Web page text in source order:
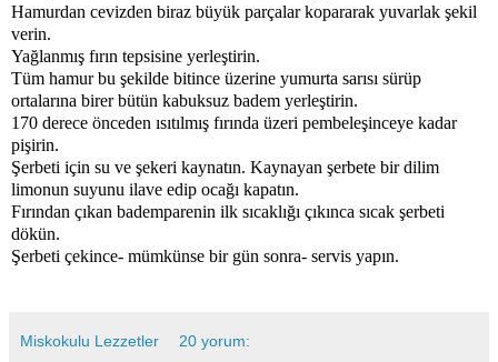
Hamurdan cevizden biraz büyük parçalar kopararak yuvarlak şekil
verin.
Yağlanmış fırın tepsisine yerleştirin.
Tüm hamur bu şekilde bitince üzerine yumurta sarısı sürüp
ortalarına birer bütün kabuksuz badem yerleştirin.
170 derece önceden ısıtılmış fırında üzeri pembeleşinceye kadar
pişirin.
Şerbeti için su ve şekeri kaynatın. Kaynayan şerbete bir dilim
limonun suyunu ilave edip ocağı kapatın.
Fırından çıkan bademparenin ilk sıcaklığı çıkınca sıcak şerbeti
dökün.
Şerbeti çekince- mümkünse bir gün sonra- servis yapın.
Miskokulu Lezzetler 20 yorum: